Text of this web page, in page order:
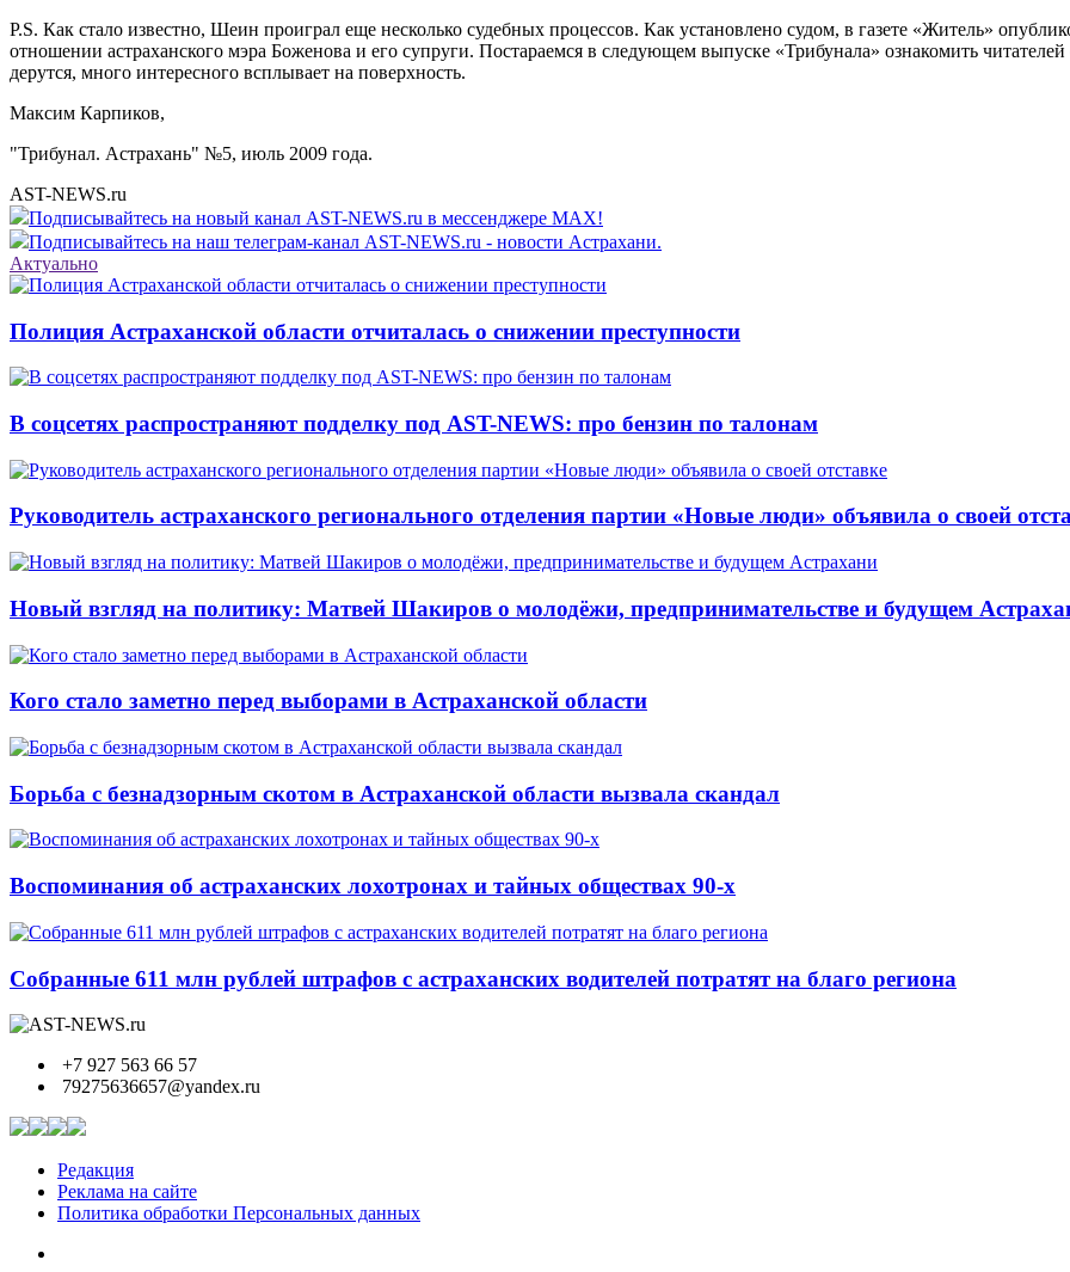
Р.S. Как стало известно, Шеин проиграл еще несколько судебных процессов. Как установлено судом, в газете «Житель»
отношении астраханского мэра Боженова и его супруги. Постараемся в следующем выпуске «Трибунала» ознакомить
дерутся, много интересного всплывает на поверхность.
Максим Карпиков,
"Трибунал. Астрахань" №5, июль 2009 года.
AST-NEWS.ru
Подписывайтесь на новый канал AST-NEWS.ru в мессенджере MAX!
Подписывайтесь на наш телеграм-канал AST-NEWS.ru - новости Астрахани.
Актуально
Полиция Астраханской области отчиталась о снижении преступности
В соцсетях распространяют подделку под AST-NEWS: про бензин по талонам
Руководитель астраханского регионального отделения партии «Новые люди» объявила о своей
Новый взгляд на политику: Матвей Шакиров о молодёжи, предпринимательстве и будущем
Кого стало заметно перед выборами в Астраханской области
Борьба с безнадзорным скотом в Астраханской области вызвала скандал
Воспоминания об астраханских лохотронах и тайных обществах 90-х
Собранные 611 млн рублей штрафов с астраханских водителей потратят на благо региона
+7 927 563 66 57
79275636657@yandex.ru
Редакция
Реклама на сайте
Политика обработки Персональных данных